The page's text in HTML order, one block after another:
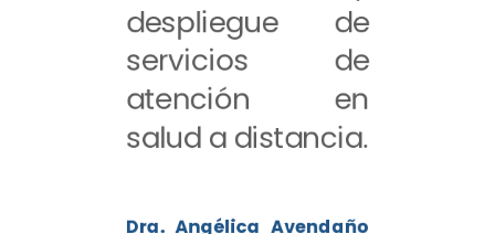
despliegue de
servicios de
atención en
salud a distancia.
Dra. Angélica Avendaño